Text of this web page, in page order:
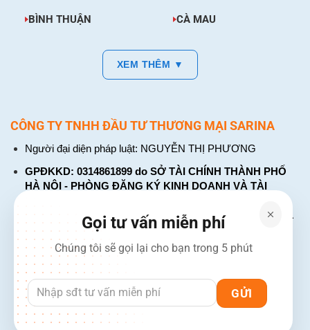
BÌNH THUẬN CÀ MAU
XEM THÊM ▼
CÔNG TY TNHH ĐẦU TƯ THƯƠNG MẠI SARINA
Người đại diện pháp luật: NGUYỄN THỊ PHƯƠNG
GPĐKKD: 0314861899 do SỞ TÀI CHÍNH THÀNH PHỐ
HÀ NỘI - PHÒNG ĐĂNG KÝ KINH DOANH VÀ TÀI
CHÍNH DOANH NGHIỆP cấp. Đăng ký lần đầu: ngày 26
tháng 01 năm 2018. Đăng ký thay đổi lần thứ: 4, ngày 31
tháng 03 năm 2026
226 Đường Láng, Đống Đa, Hà Nội
137 Đường Hòa Hưng, Phường 12, Quận 10, TP. Hồ Chí
Minh
Hotline: 1900 2106 - 0386 001 001
Gọi tư vấn miễn phí
Chúng tôi sẽ gọi lại cho bạn trong 5 phút